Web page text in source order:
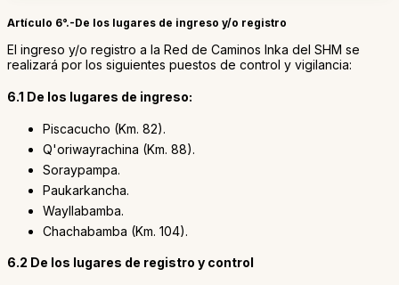
Artículo 6°.-De los lugares de ingreso y/o registro
El ingreso y/o registro a la Red de Caminos Inka del SHM se
realizará por los siguientes puestos de control y vigilancia:
6.1 De los lugares de ingreso:
Piscacucho (Km. 82).
Q'oriwayrachina (Km. 88).
Soraypampa.
Paukarkancha.
Wayllabamba.
Chachabamba (Km. 104).
6.2 De los lugares de registro y control